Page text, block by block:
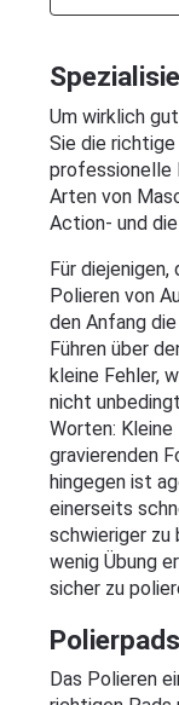
Um wirklich
Sie die
professionelle
Arten von
Action- und
Für
Polieren von
den Anfang
Führen über
kleine Fehler,
nicht
Worten: Kleine
gravierenden
hingegen ist
einerseits
schwieriger zu
wenig Übung
sicher zu
Das Polieren